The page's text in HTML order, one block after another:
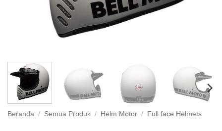
Beranda / Semua Produk / Helm Motor / Full face Helmets